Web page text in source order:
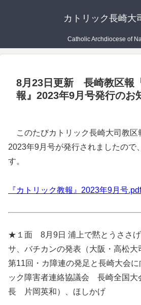
カトリック長崎大
Catholic Archdiocese of
8月23日更新 長崎教区報
報』2023年9月号発行のお
このたびカトリック長崎大司教区
2023年9月号が発行されましたので
す。
『カトリック教報』2023年9月号.pdf
★１面 8月9日 浦上で黙とうささげ
サ、バチカンの発表（大阪・高松大
第11回・カ障連の発足と長崎大会に
ック障害者連絡協議会 長崎全国大
長 片岡英和）、ほしかげ